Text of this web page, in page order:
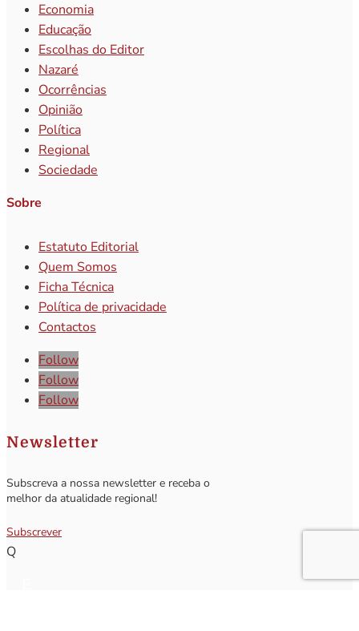
Economia
Educação
Escolhas do Editor
Nazaré
Ocorrências
Opinião
Política
Regional
Sociedade
Sobre
Estatuto Editorial
Quem Somos
Ficha Técnica
Política de privacidade
Contactos
Follow
Follow
Follow
Newsletter
Subscreva a nossa newsletter e receba o
melhor da atualidade regional!
Subscrever
Q